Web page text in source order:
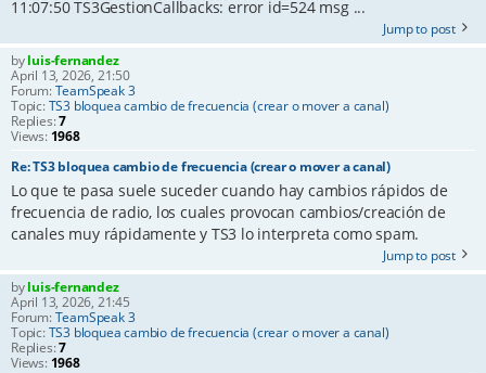
11:07:50 TS3GestionCallbacks: error id=524 msg ...
Jump to post
byluis-fernandez
April 13, 2026, 21:50
Forum:TeamSpeak 3
Topic:TS3 bloquea cambio de frecuencia (crear o mover a canal)
Replies:7
Views: 1968
Re: TS3 bloquea cambio de frecuencia (crear o mover a canal)
Lo que te pasa suele suceder cuando hay cambios rápidos de
frecuencia de radio, los cuales provocan cambios/creación de
canales muy rápidamente y TS3 lo interpreta como spam.
Jump to post
byluis-fernandez
April 13, 2026, 21:45
Forum:TeamSpeak 3
Topic:TS3 bloquea cambio de frecuencia (crear o mover a canal)
Replies:7
Views: 1968